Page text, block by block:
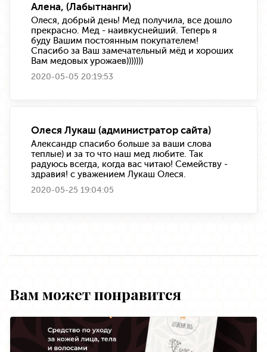
Алена, (Лабытнанги)
Олеся, добрый день! Мед получила, все дошло
прекрасно. Мед - наивкуснейший. Теперь я
буду Вашим постоянным покупателем!
Спасибо за Ваш замечательный мёд и хороших
Вам медовых урожаев)))))))
2020-05-05 20:19:53
Олеся Лукаш (администратор сайта)
Александр спасибо больше за ваши слова
теплые) и за то что наш мед любите. Так
радуюсь всегда, когда вас читаю! Семейству -
здравия! с уважением Лукаш Олеся.
2020-05-25 19:04:05
Вам может понравится